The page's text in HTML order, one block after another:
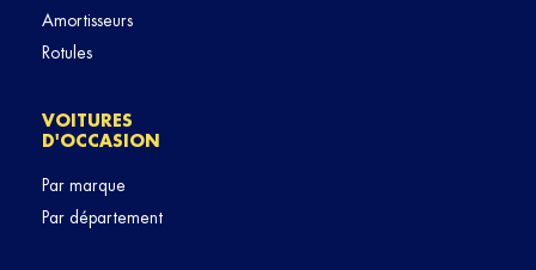
Amortisseurs
Rotules
VOITURES
D'OCCASION
Par marque
Par département